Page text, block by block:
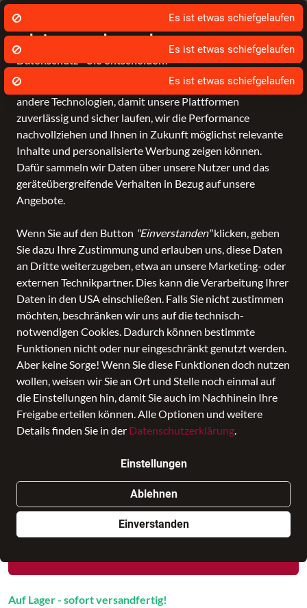
Wir nutzen Cookies um unsere Dienste zu
erbringen und zu verbessern.
Datenschutz - Sie entscheiden!
Bagmondo und unsere Partner nutzen Cookies und
andere Technologien, damit unsere Plattformen
zuverlässig und sicher laufen, wir die Performance
nachvollziehen und Ihnen in Zukunft möglichst relevante
Inhalte und personalisierte Werbung zeigen können.
Dafür sammeln wir Daten über unsere Nutzer und das
geräteübergreifende Verhalten in Bezug auf unsere
Angebote.
Wenn Sie auf den Button "Einverstanden"klicken, geben
Sie dazu Ihre Zustimmung und erlauben uns, diese Daten
an Dritte weiterzugeben, etwa an unsere Marketing- oder
externen Technikpartner. Dies kann die Verarbeitung Ihrer
Daten in den USA einschließen. Falls Sie nicht zustimmen
möchten, beschränken wir uns auf die technisch-
notwendigen Cookies. Dadurch können bestimmte
Funktionen nicht oder nur eingeschränkt genutzt werden.
Aber keine Sorge! Wenn Sie diese Funktionen doch nutzen
wollen, weisen wir Sie an Ort und Stelle noch einmal auf
die Einstellungen hin, damit Sie auch im Nachhinein Ihre
Freigabe erteilen können. Alle Optionen und weitere
Details finden Sie in der Datenschutzerklärung.
Einstellungen
Ablehnen
Einverstanden
☎️
Reise Business Freizeit Fashion & Lifestyle
Nur noch weniger als 3 Artikel im Geschäft vorhanden.
Auf Lager - sofort versandfertig!
Es ist etwas schiefgelaufen